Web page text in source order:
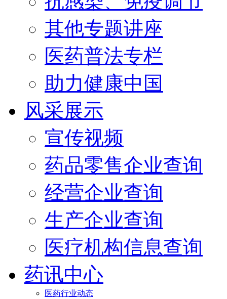
其他专题讲座
医药普法专栏
助力健康中国
风采展示
宣传视频
药品零售企业查询
经营企业查询
生产企业查询
医疗机构信息查询
药讯中心
医药行业动态